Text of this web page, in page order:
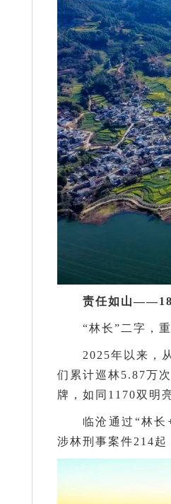
责任如山
“林长”二字，
2025年以来，
们累计巡林5.87万
牌，如同1170双明
临沧通过“林
涉林刑事案件214